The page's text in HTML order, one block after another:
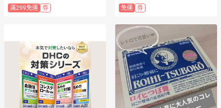
滿299免運 券 免運 券